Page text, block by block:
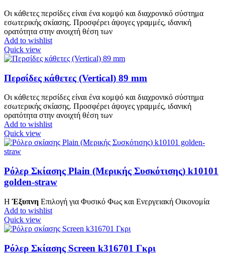
Οι κάθετες περσίδες είναι ένα κομψό και διαχρονικό σύστημα
εσωτερικής σκίασης. Προσφέρει άψογες γραμμές, ιδανική
ορατότητα στην ανοιχτή θέση των
Add to wishlist
Quick view
Περσίδες κάθετες (Vertical) 89 mm
Οι κάθετες περσίδες είναι ένα κομψό και διαχρονικό σύστημα
εσωτερικής σκίασης. Προσφέρει άψογες γραμμές, ιδανική
ορατότητα στην ανοιχτή θέση των
Add to wishlist
Quick view
Ρόλερ Σκίασης Plain (Μερικής Συσκότισης) k10101
golden-straw
ΗΈξυπνη Επιλογή για Φυσικό Φως και Ενεργειακή Οικονομία
Add to wishlist
Quick view
Ρόλερ Σκίασης Screen k316701 Γκρι